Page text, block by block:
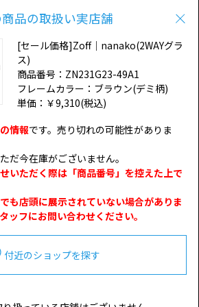
商品の取扱い実店舗
[セール価格]Zoff｜nanako(2WAYグラ
ス)
商品番号： ZN231G23-49A1
フレームカラー： ブラウン(デミ柄)
単価： ￥9,310(税込)
情報です。売り切れの可能性がありま
だ今在庫がございません。
いただく際は「商品番号」を控えた上で
も店頭に展示されていない場合がありま
ッフにお問い合わせください。
付近のショップを探す